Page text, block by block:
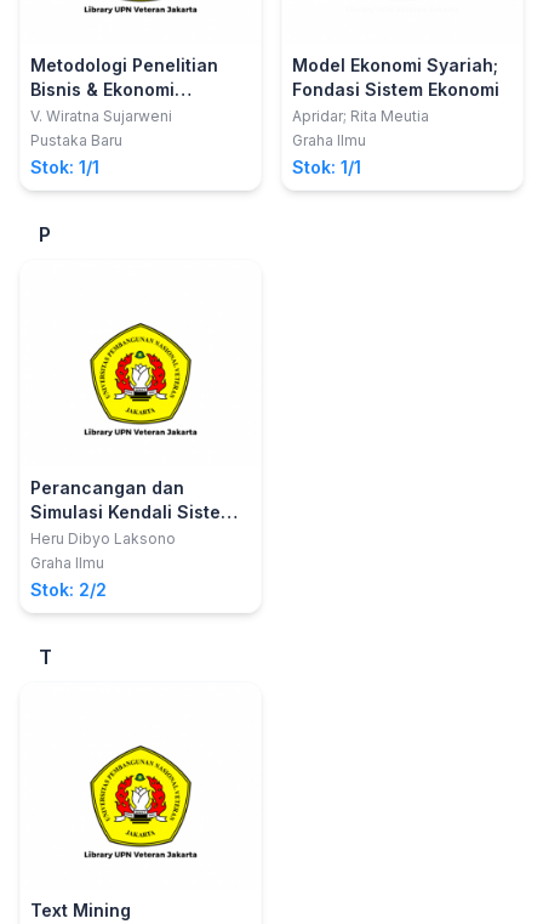
Metodologi Penelitian
Bisnis & Ekonomi
Pendekatan Kuantitatif
V. Wiratna Sujarweni
Pustaka Baru
Stok: 1/1
Model Ekonomi Syariah;
Fondasi Sistem Ekonomi
Apridar; Rita Meutia
Graha Ilmu
Stok: 1/1
P
Perancangan dan
Simulasi Kendali Sistem
Mekanik dengan Matlab
(PIDTool dan PIDTune)
Heru Dibyo Laksono
Graha Ilmu
Stok: 2/2
T
Text Mining